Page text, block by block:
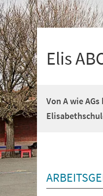
+
1
Elis
Von A wie